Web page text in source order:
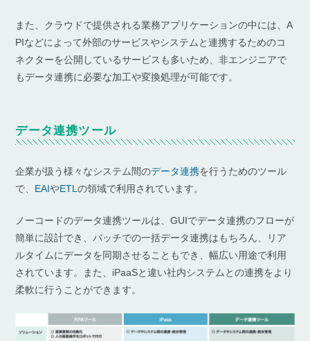
また、クラウドで提供される業務アプリケーションの中には、A
PIなどによって外部のサービスやシステムと連携するためのコ
ネクターを公開しているサービスも多いため、非エンジニアで
もデータ連携に必要な加工や変換処理が可能です。
データ連携ツール
企業が扱う様々なシステム間のデータ連携を行うためのツール
で、 EAIやETLの領域で利用されています。
ノーコードのデータ連携ツールは、GUIでデータ連携のフローが
簡単に設計でき、バッチでの一括データ連携はもちろん、リア
ルタイムにデータを同期させることもでき、幅広い用途で利用
されています。また、iPaaSと違い社内システムとの連携をより
柔軟に行うことができます。